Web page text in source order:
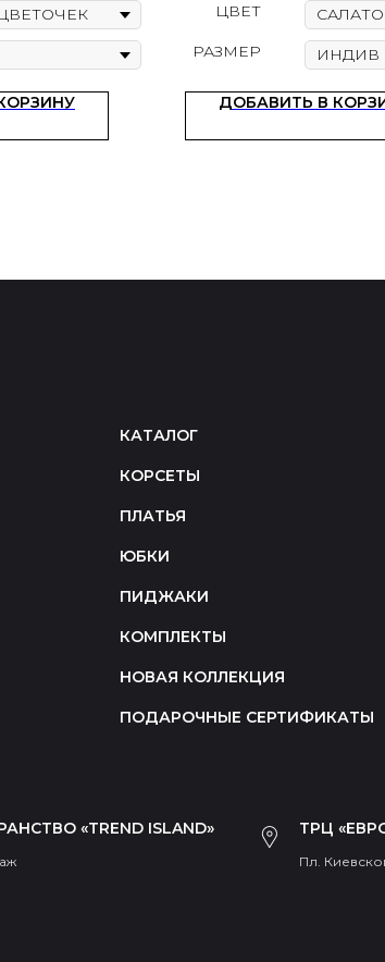
ЦВЕТ
РАЗМЕР
ДОБАВИТЬ В
КАТАЛОГ
КОРСЕТЫ
ПЛАТЬЯ
ЮБКИ
ПИДЖАКИ
КОМПЛЕКТЫ
НОВАЯ КОЛЛЕКЦИЯ
ПОДАРОЧНЫЕ СЕРТИФИКАТЫ
ТРЦ
Пл.
«TREND ISLAND»